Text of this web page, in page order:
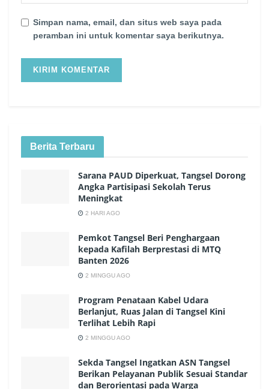
Simpan nama, email, dan situs web saya pada
peramban ini untuk komentar saya berikutnya.
Berita Terbaru
Sarana PAUD Diperkuat, Tangsel Dorong
Angka Partisipasi Sekolah Terus
Meningkat
2 HARI AGO
Pemkot Tangsel Beri Penghargaan
kepada Kafilah Berprestasi di MTQ
Banten 2026
2 MINGGU AGO
Program Penataan Kabel Udara
Berlanjut, Ruas Jalan di Tangsel Kini
Terlihat Lebih Rapi
2 MINGGU AGO
Sekda Tangsel Ingatkan ASN Tangsel
Berikan Pelayanan Publik Sesuai Standar
dan Berorientasi pada Warga